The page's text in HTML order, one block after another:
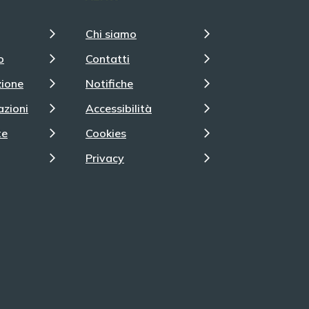
Chi siamo
Contatti
Notifiche
Accessibilità
Cookies
Privacy